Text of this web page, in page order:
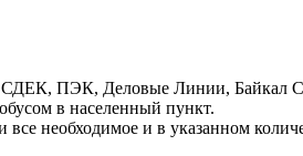
ПЭК, Деловые Линии, Байкал
в населенный пункт.
необходимое и в указанном